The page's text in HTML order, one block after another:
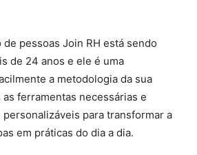
de pessoas Join RH está sendo
de 24 anos e ele é uma
a metodologia da sua
ferramentas necessárias e
para transformar a
em práticas do dia a dia.